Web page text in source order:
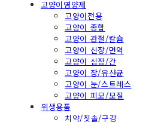
고양이영양제
고양이전용
고양이 종합
고양이 관절/칼슘
고양이 신장/면역
고양이 심장/간
고양이 장/유산균
고양이 눈/스트레스
고양이 피모/모질
위생용품
치약/칫솔/구강